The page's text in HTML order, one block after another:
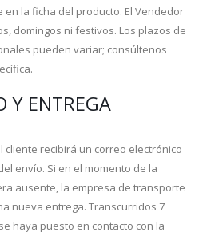
la ficha del producto. El Vendedor
domingos ni festivos. Los plazos de
pueden variar; consúltenos
Y ENTREGA
cliente recibirá un correo electrónico
envío. Si en el momento de la
ausente, la empresa de transporte
nueva entrega. Transcurridos 7
haya puesto en contacto con la